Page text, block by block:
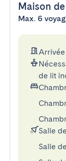
Maison
Max. 6
Arrivée
de lit
Salle
Salle